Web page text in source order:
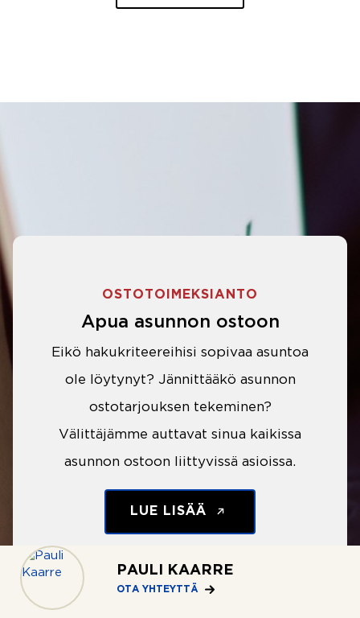
PAULI KAARRE
OTA YHTEYTTÄ
OSTOTOIMEKSIANTO
Apua asunnon ostoon
Eikö hakukriteereihisi sopivaa asuntoa
ole löytynyt? Jännittääkö asunnon
ostotarjouksen tekeminen?
Välittäjämme auttavat sinua kaikissa
asunnon ostoon liittyvissä asioissa.
LUE LISÄÄ